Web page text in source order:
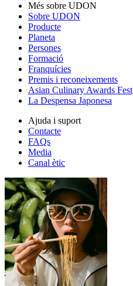
Més sobre UDON
Sobre UDON
Producte
Planeta
Persones
Formació
Franquícies
Premis i reconeixements
Asian Culinary Awards Fest
La Despensa Japonesa
Ajuda i suport
Contacte
FAQs
Media
Canal ètic